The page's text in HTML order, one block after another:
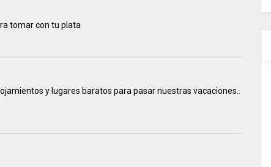
tomar con tu plata
y lugares baratos para pasar nuestras vacaciones..